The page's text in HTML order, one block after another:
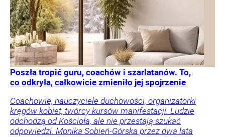
Poszła tropić guru, coachów i szarlatanów. To,
co odkryła, całkowicie zmieniło jej spojrzenie
Coachowie, nauczyciele duchowości, organizatorki
kręgów kobiet, twórcy kursów manifestacji. Ludzie
odchodzą od Kościoła, ale nie przestają szukać
odpowiedzi. Monika Sobień-Górska przez dwa lata